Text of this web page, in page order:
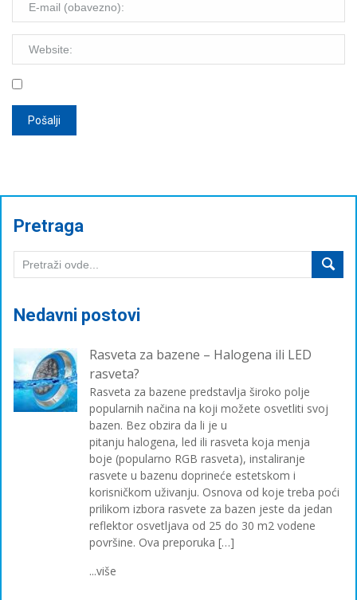
Pretraga
Nedavni postovi
Rasveta za bazene – Halogena ili LED
rasveta?
Rasveta za bazene predstavlja široko polje
popularnih načina na koji možete osvetliti svoj
bazen. Bez obzira da li je u
pitanju halogena, led ili rasveta koja menja
boje (popularno RGB rasveta), instaliranje
rasvete u bazenu doprineće estetskom i
korisničkom uživanju. Osnova od koje treba poći
prilikom izbora rasvete za bazen jeste da jedan
reflektor osvetljava od 25 do 30 m2 vodene
površine. Ova preporuka […]
...više